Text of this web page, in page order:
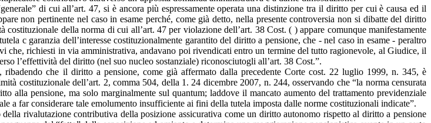
di cui all’art. 47, si è ancora più espressamente operata una distinzione tra il diritto per cui è causa ed il
non pertinente nel caso in esame perché, come già detto, nella presente controversia non si dibatte del diritto
della norma di cui all’art. 47 per violazione dell’art. 38 Cost. ( ) appare comunque manifestamente
c garanzia dell’interesse costituzionalmente garantito del diritto a pensione, che - nel caso in esame - peraltro
richiesti in via amministrativa, andavano poi rivendicati entro un termine del tutto ragionevole, al Giudice, il
l’effettività del diritto (nel suo nucleo sostanziale) riconosciutogli all’art. 38 Cost.”.
che il diritto a pensione, come già affermato dalla precedente Corte cost. 22 luglio 1999, n. 345, è
costituzionale dell’art. 2, comma 504, della 1. 24 dicembre 2007, n. 244, osservando che “la norma censurata
pensione, ma solo marginalmente sul quantum; laddove il mancato aumento del trattamento previdenziale
a far considerare tale emolumento insufficiente ai fini della tutela imposta dalle norme costituzionali indicate”.
rivalutazione contributiva della posizione assicurativa come un diritto autonomo rispetto al diritto a pensione